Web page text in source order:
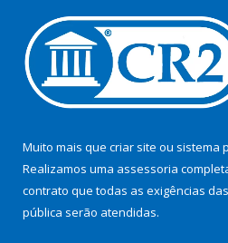
Muito mais que criar site ou sistema
Realizamos uma assessoria
contrato que todas as exigências das
pública serão atendidas.